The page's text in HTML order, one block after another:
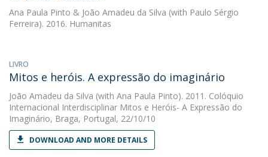
Ana Paula Pinto & João Amadeu da Silva (with Paulo Sérgio
Ferreira). 2016. Humanitas
LIVRO
Mitos e heróis. A expressão do imaginário
João Amadeu da Silva (with Ana Paula Pinto). 2011. Colóquio
Internacional Interdisciplinar Mitos e Heróis- A Expressão do
Imaginário, Braga, Portugal, 22/10/10
DOWNLOAD AND MORE DETAILS